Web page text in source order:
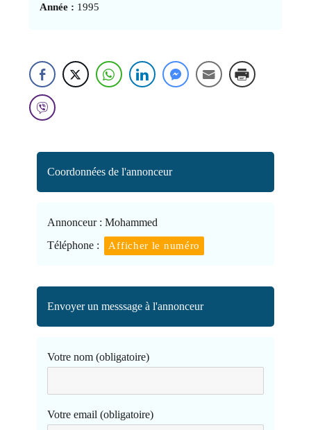
Année : 1995
Coordonnées de l'annonceur
Annonceur : Mohammed
Téléphone :
Afficher le numéro
Envoyer un messsage à l'annonceur
Votre nom (obligatoire)
Votre email (obligatoire)